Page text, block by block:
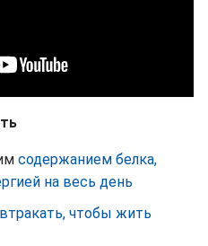
содержанием белка,
на весь день
чтобы жить